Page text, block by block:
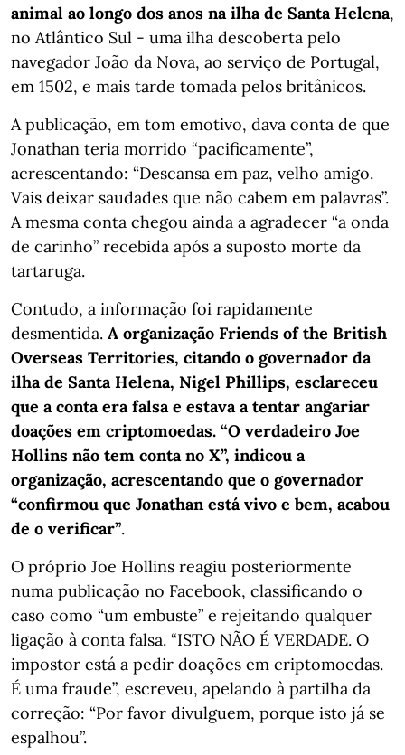
animal ao longo dos anos na ilha de Santa Helena,
no Atlântico Sul - uma ilha descoberta pelo
navegador João da Nova, ao serviço de Portugal,
em 1502, e mais tarde tomada pelos britânicos.
A publicação, em tom emotivo, dava conta de que
Jonathan teria morrido “pacificamente”,
acrescentando: “Descansa em paz, velho amigo.
Vais deixar saudades que não cabem em palavras”.
A mesma conta chegou ainda a agradecer “a onda
de carinho” recebida após a suposto morte da
tartaruga.
Contudo, a informação foi rapidamente
desmentida. A organização Friends of the British
Overseas Territories, citando o governador da
ilha de Santa Helena, Nigel Phillips, esclareceu
que a conta era falsa e estava a tentar angariar
doações em criptomoedas. “O verdadeiro Joe
Hollins não tem conta no X”, indicou a
organização, acrescentando que o governador
“confirmou que Jonathan está vivo e bem, acabou
de o verificar”.
O próprio Joe Hollins reagiu posteriormente
numa publicação no Facebook, classificando o
caso como “um embuste” e rejeitando qualquer
ligação à conta falsa. “ISTO NÃO É VERDADE. O
impostor está a pedir doações em criptomoedas.
É uma fraude”, escreveu, apelando à partilha da
correção: “Por favor divulguem, porque isto já se
espalhou”.